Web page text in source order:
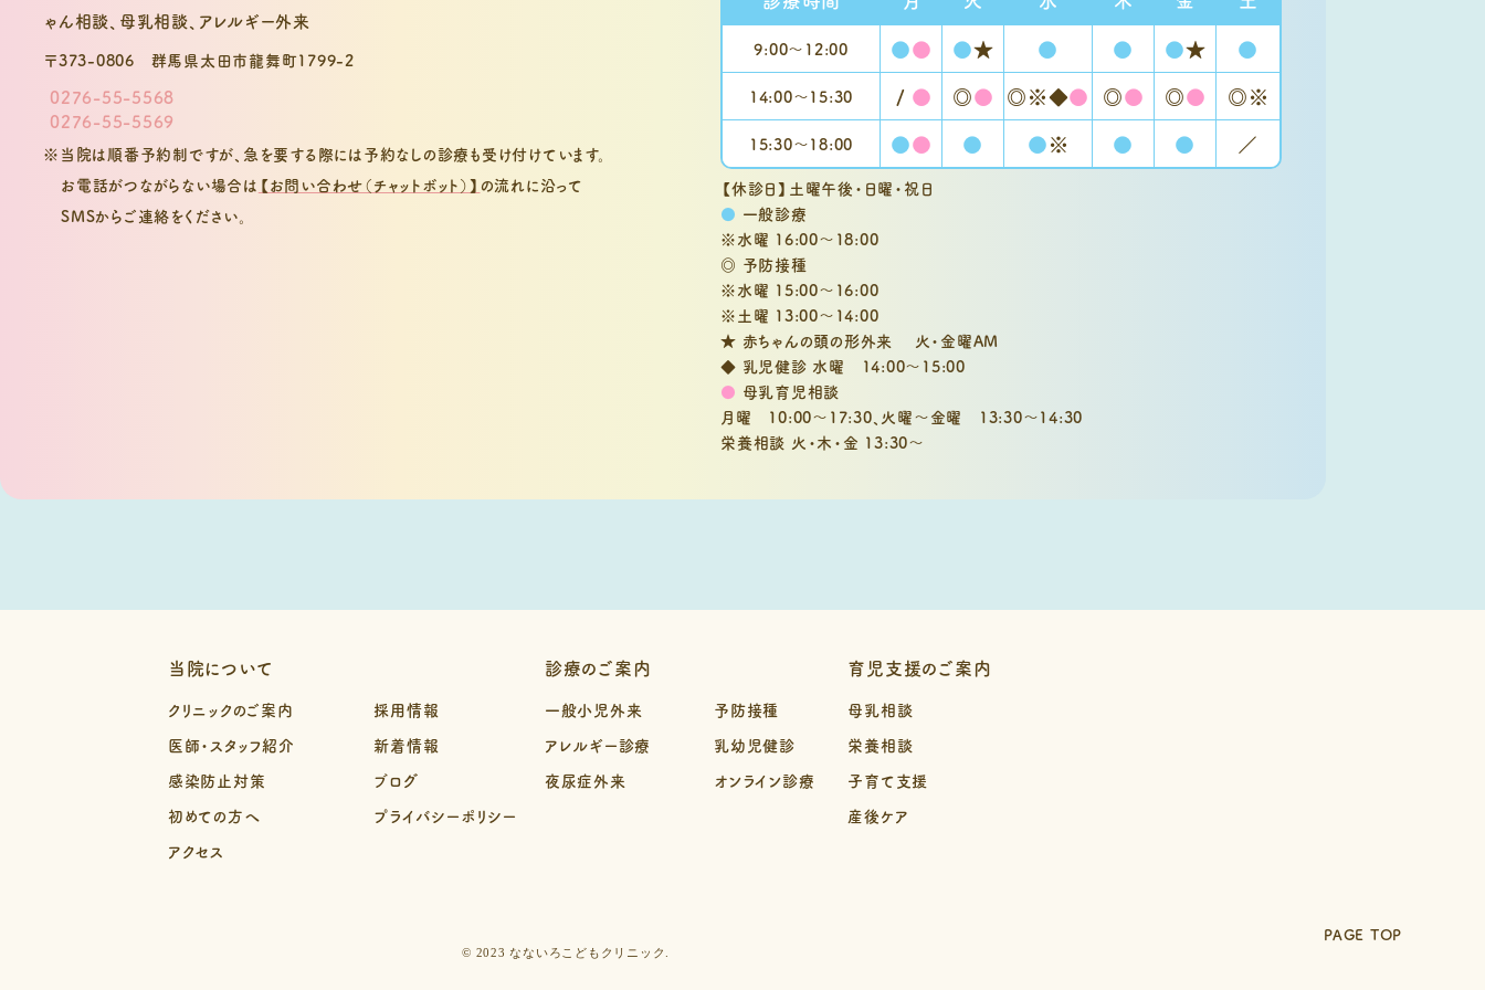
PAGE TOP
〒373-0806 群馬県太田市龍舞町1799-2
0276-55-5568
0276-55-5569
※当院は順番予約制ですが、急を要する際には予約なしの診療も受け付けています。
お電話がつながらない場合は 【お問い合わせ（チャットボット）】 の流れに沿って
SMSからご連絡をください。
9:00〜 12:00 ●● ●★ ● ● ●★ ●
14:00～15:30 / ● ◎● ◎※◆● ◎● ◎● ◎※
15:30〜18:00 ●● ● ●※ ● ● ／
【休診日】土曜午後・日曜・祝日
● 一般診療
※水曜 16:00～18:00
◎ 予防接種
※水曜 15:00～16:00
※土曜 13:00～14:00
★ 赤ちゃんの頭の形外来 火・金曜AM
◆ 乳児健診 水曜 14:00～15:00
● 母乳育児相談
月曜 10:00～17:30、 火曜～金曜 13:30～14:30
栄養相談 火・木・金 13:30～
当院について
クリニックのご案内
医師・スタッフ紹介
感染防止対策
初めての方へ
アクセス
採用情報
新着情報
ブログ
プライバシーポリシー
診療のご案内
一般小児外来
アレルギー診療
夜尿症外来
予防接種
乳幼児健診
オンライン診療
育児支援のご案内
母乳相談
栄養相談
子育て支援
産後ケア
© 2023 なないろこどもクリニック.